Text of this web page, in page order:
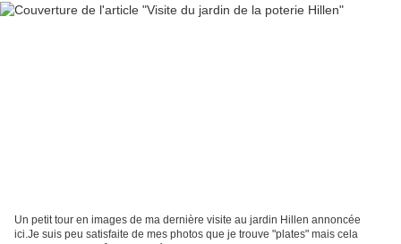
Un petit tour en images de ma dernière visite au jardin Hillen annoncée
ici.Je suis peu satisfaite de mes photos que je trouve "plates" mais cela